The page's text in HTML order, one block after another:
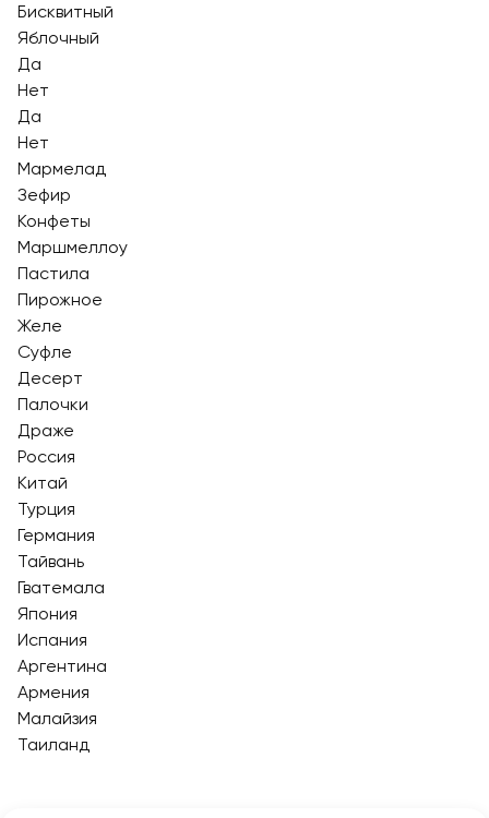
Бисквитный
Яблочный
Да
Нет
Да
Нет
Мармелад
Зефир
Конфеты
Маршмеллоу
Пастила
Пирожное
Желе
Суфле
Десерт
Палочки
Драже
Россия
Китай
Турция
Германия
Тайвань
Гватемала
Япония
Испания
Аргентина
Армения
Малайзия
Таиланд